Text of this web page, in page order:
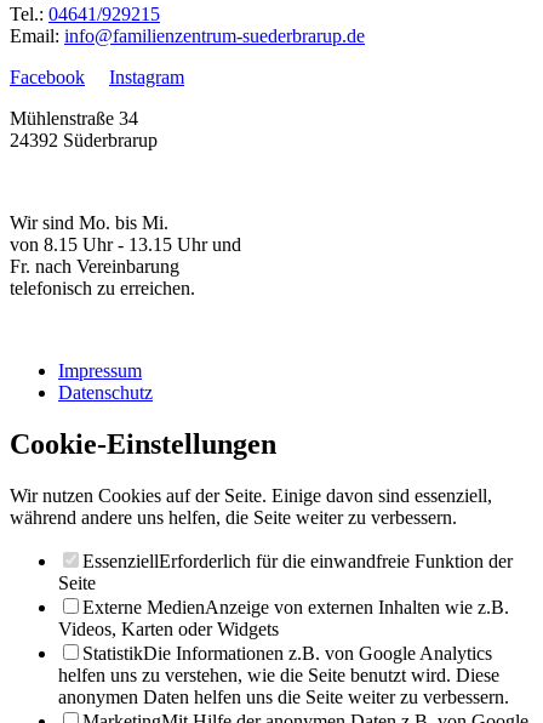
Tel.: 04641/929215
Email: info@familienzentrum-suederbrarup.de
Facebook
Instagram
Mühlenstraße 34
24392 Süderbrarup
Wir sind Mo. bis Mi.
von 8.15 Uhr - 13.15 Uhr und
Fr. nach Vereinbarung
telefonisch zu erreichen.
Impressum
Datenschutz
Cookie-Einstellungen
Wir nutzen Cookies auf der Seite. Einige davon sind essenziell,
während andere uns helfen, die Seite weiter zu verbessern.
EssenziellErforderlich für die einwandfreie Funktion der
Seite
Externe MedienAnzeige von externen Inhalten wie z.B.
Videos, Karten oder Widgets
StatistikDie Informationen z.B. von Google Analytics
helfen uns zu verstehen, wie die Seite benutzt wird. Diese
anonymen Daten helfen uns die Seite weiter zu verbessern.